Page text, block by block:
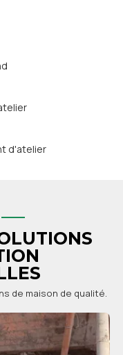
d'atelier
de maison de qualité.